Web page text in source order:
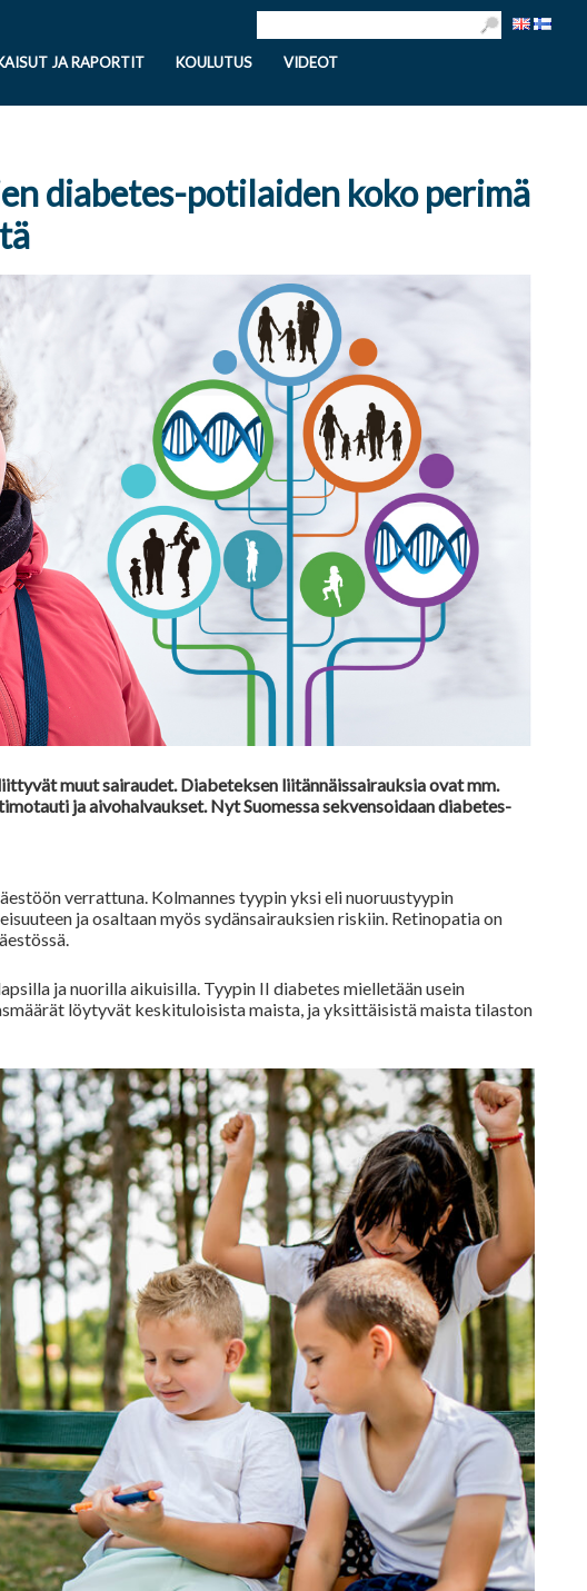
JA RAPORTIT KOULUTUS VIDEOT
diabetes-potilaiden koko perimä
muut sairaudet. Diabeteksen liitännäissairauksia ovat mm.
ja aivohalvaukset. Nyt Suomessa sekvensoidaan diabetes-
verrattuna. Kolmannes tyypin yksi eli nuoruustyypin
ja osaltaan myös sydänsairauksien riskiin. Retinopatia on
ja nuorilla aikuisilla. Tyypin II diabetes mielletään usein
löytyvät keskituloisista maista, ja yksittäisistä maista tilaston